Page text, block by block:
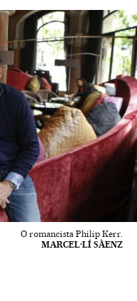
O romancista Philip Kerr.
MARCEL·LÍ SÀENZ